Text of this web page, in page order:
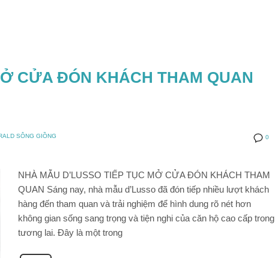
CỬA ĐÓN KHÁCH THAM QUAN
0
SÔNG GIỒNG
NHÀ MẪU D’LUSSO TIẾP TỤC MỞ CỬA ĐÓN KHÁCH THAM
QUAN Sáng nay, nhà mẫu d’Lusso đã đón tiếp nhiều lượt khách
hàng đến tham quan và trải nghiệm để hình dung rõ nét hơn
không gian sống sang trọng và tiện nghi của căn hộ cao cấp trong
tương lai. Đây là một trong